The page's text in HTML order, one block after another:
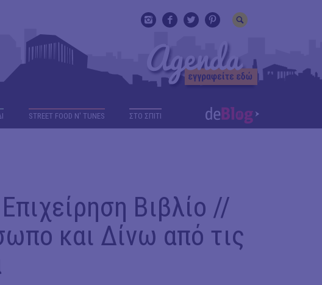
STREET FOOD N' TUNES ΣΤΟ ΣΠΙΤΙ
Βιβλίο //
και Δίνω από τις